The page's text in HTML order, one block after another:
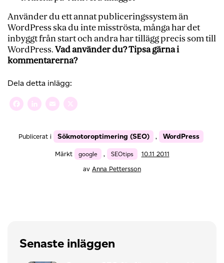
Använder du ett annat publiceringssystem än
WordPress ska du inte misströsta, många har det
inbyggt från start och andra har tillägg precis som till
WordPress.Vad använder du? Tipsa gärna i
kommentarerna?
Dela detta inlägg:
Facebook
LinkedIn
Email
Publicerat i Sökmotoroptimering (SEO) , WordPress
Märkt google , SEOtips
10.11 2011
av Anna Pettersson
Senaste inläggen